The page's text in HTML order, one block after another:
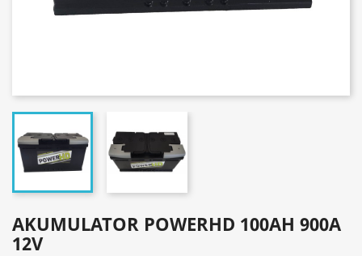
AKUMULATOR POWERHD 100AH 900A
12V